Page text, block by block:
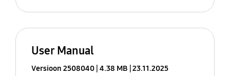
User Manual
Versioon 2508040 4.38 MB 23.11.2025